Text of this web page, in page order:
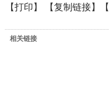
【打印】 【复制链接】【
相关链接